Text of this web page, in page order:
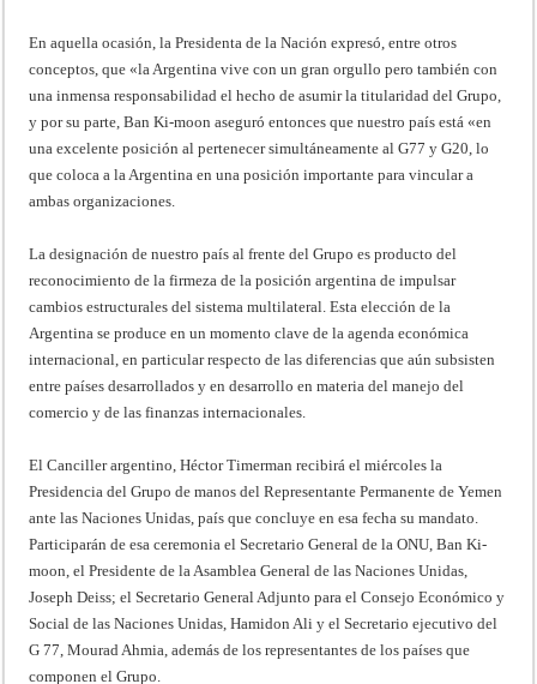
En aquella ocasión, la Presidenta de la Nación expresó, entre otros
conceptos, que «la Argentina vive con un gran orgullo pero también con
una inmensa responsabilidad el hecho de asumir la titularidad del Grupo,
y por su parte, Ban Ki-moon aseguró entonces que nuestro país está «en
una excelente posición al pertenecer simultáneamente al G77 y G20, lo
que coloca a la Argentina en una posición importante para vincular a
ambas organizaciones.
La designación de nuestro país al frente del Grupo es producto del
reconocimiento de la firmeza de la posición argentina de impulsar
cambios estructurales del sistema multilateral. Esta elección de la
Argentina se produce en un momento clave de la agenda económica
internacional, en particular respecto de las diferencias que aún subsisten
entre países desarrollados y en desarrollo en materia del manejo del
comercio y de las finanzas internacionales.
El Canciller argentino, Héctor Timerman recibirá el miércoles la
Presidencia del Grupo de manos del Representante Permanente de Yemen
ante las Naciones Unidas, país que concluye en esa fecha su mandato.
Participarán de esa ceremonia el Secretario General de la ONU, Ban Ki-
moon, el Presidente de la Asamblea General de las Naciones Unidas,
Joseph Deiss; el Secretario General Adjunto para el Consejo Económico y
Social de las Naciones Unidas, Hamidon Ali y el Secretario ejecutivo del
G 77, Mourad Ahmia, además de los representantes de los países que
componen el Grupo.